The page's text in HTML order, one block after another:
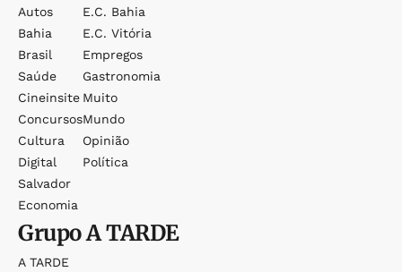
Autos
Bahia
Brasil
Saúde
Cineinsite
Concursos
Cultura
Digital
Salvador
Economia
E.c. Bahia
E.c. Vitória
Empregos
Gastronomia
Muito
Mundo
Opinião
Política
GrupoA TARDE
A TARDE